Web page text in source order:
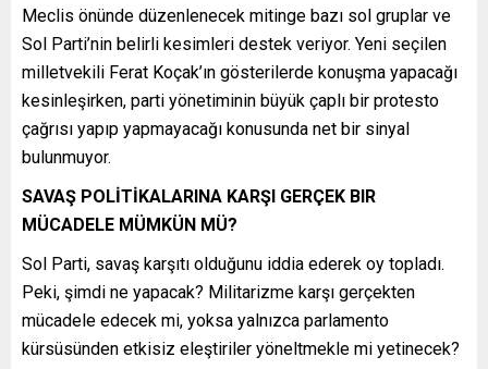
Meclis önünde düzenlenecek mitinge bazı sol gruplar ve
Sol Parti’nin belirli kesimleri destek veriyor. Yeni seçilen
milletvekili Ferat Koçak’ın gösterilerde konuşma yapacağı
kesinleşirken, parti yönetiminin büyük çaplı bir protesto
çağrısı yapıp yapmayacağı konusunda net bir sinyal
bulunmuyor.
SAVAŞ POLİTİKALARINA KARŞI GERÇEK BIR
MÜCADELE MÜMKÜN MÜ?
Sol Parti, savaş karşıtı olduğunu iddia ederek oy topladı.
Peki, şimdi ne yapacak? Militarizme karşı gerçekten
mücadele edecek mi, yoksa yalnızca parlamento
kürsüsünden etkisiz eleştiriler yöneltmekle mi yetinecek?